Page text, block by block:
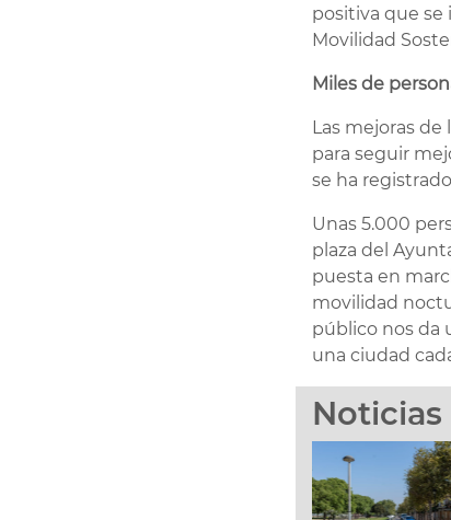
positiva que se
Movilidad
Miles de
Las mejoras
para seguir
se ha
Unas 5.000
plaza del
puesta en
movilidad
público nos da
una ciudad